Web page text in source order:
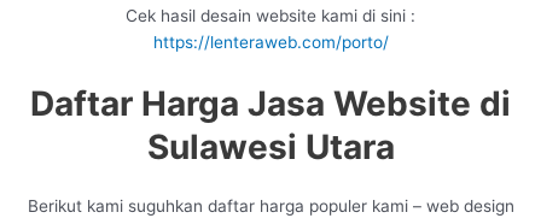
Cek hasil desain website kami di sini :
https://lenteraweb.com/porto/
Daftar Harga Jasa Website di
Sulawesi Utara
Berikut kami suguhkan daftar harga populer kami – web design